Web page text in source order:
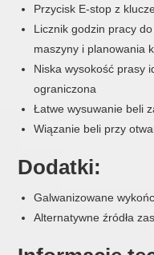
Przycisk E-stop z
Licznik godzin pracy
maszyny i planowania
Niska wysokość prasy
ograniczona
Łatwe wysuwanie beli
Wiązanie beli przy
Dodatki:
Galwanizowane
Alternatywne źródła